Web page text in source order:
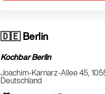
🇩🇪 Berlin
Kochbar Berlin
Joachim-Karnarz-Allee 45,
Deutschland